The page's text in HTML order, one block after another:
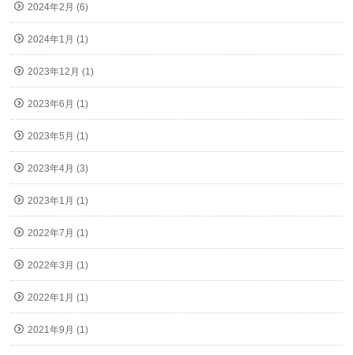
2024年2月 (6)
2024年1月 (1)
2023年12月 (1)
2023年6月 (1)
2023年5月 (1)
2023年4月 (3)
2023年1月 (1)
2022年7月 (1)
2022年3月 (1)
2022年1月 (1)
2021年9月 (1)